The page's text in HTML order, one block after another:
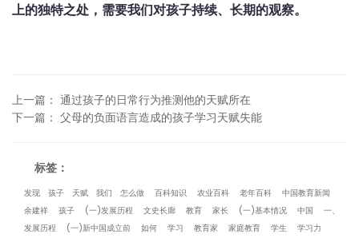
上的独特之处，需要我们对孩子持续、长期的观察。
上一篇 ： 通过孩子的日常行为推测他的天赋所在
下一篇 ： 父母的负面语言造成的孩子学习天赋失能
标签：
发现 孩子 天赋 我们 怎么做 百科知识 农业百科 老年百科
中国教育新闻
余建祥
孩子 (一)发展历程 文史长廊 教育 家长 (一)基本情况 中国
一、
发展历程
(一)新中国成立前 如何 学习 教育家 家庭教育 学生 学习力